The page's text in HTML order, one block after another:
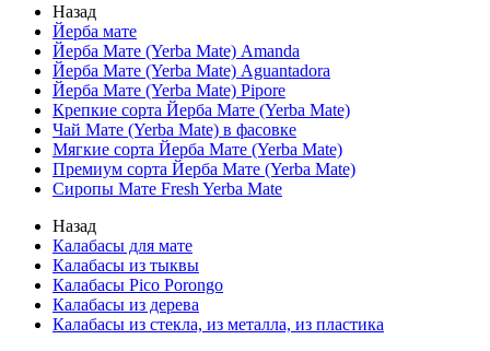
Назад
Йерба мате
Йерба Мате (Yerba Mate) Amanda
Йерба Мате (Yerba Mate) Aguantadora
Йерба Мате (Yerba Mate) Pipore
Крепкие сорта Йерба Мате (Yerba Mate)
Чай Мате (Yerba Mate) в фасовке
Мягкие сорта Йерба Мате (Yerba Mate)
Премиум сорта Йерба Мате (Yerba Mate)
Сиропы Мате Fresh Yerba Mate
Назад
Калабасы для мате
Калабасы из тыквы
Калабасы Pico Porongo
Калабасы из дерева
Калабасы из стекла, из металла, из пластика